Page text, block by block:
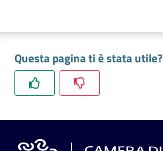
Questa pagina ti è stata utile?